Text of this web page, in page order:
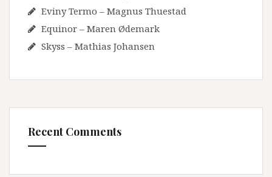
Eviny Termo – Magnus Thuestad
Equinor – Maren Ødemark
Skyss – Mathias Johansen
Recent Comments